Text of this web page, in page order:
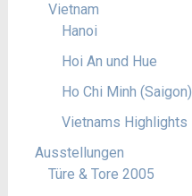
Vietnam
Hanoi
Hoi An und Hue
Ho Chi Minh (Saigon)
Vietnams Highlights
Ausstellungen
Türe & Tore 2005